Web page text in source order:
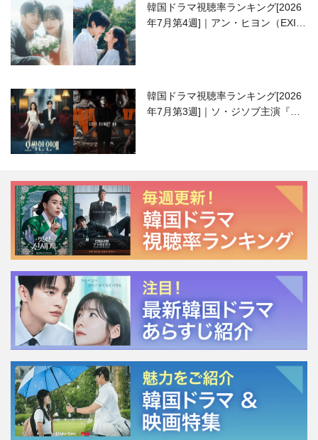
韓国ドラマ視聴率ランキング[2026
年7月第4週]｜アン・ヒヨン（EXID
韓国ドラマ視聴率ランキング[2026
年7月第3週]｜ソ・ジソブ主演『エ